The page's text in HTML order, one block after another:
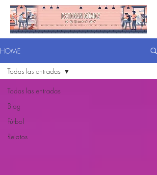
HOME
Todas las entradas
Blog
Fútbol
Relatos
Todas las entradas